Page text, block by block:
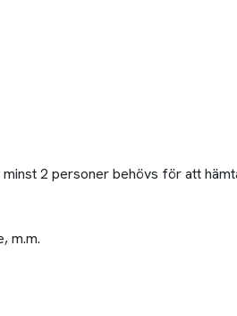
2 personer behövs för att
m.m.